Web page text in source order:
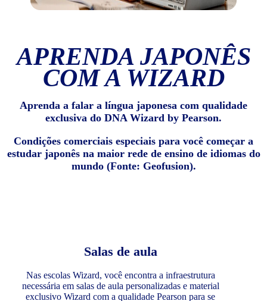
APRENDA JAPONÊS
COM A WIZARD
Aprenda a falar a língua japonesa com qualidade
exclusiva do DNA Wizard by Pearson.
Condições comerciais especiais para você começar a
estudar japonês na maior rede de ensino de idiomas do
mundo (Fonte: Geofusion).
Salas de aula
Nas escolas Wizard, você encontra a infraestrutura
necessária em salas de aula personalizadas e material
exclusivo Wizard com a qualidade Pearson para se